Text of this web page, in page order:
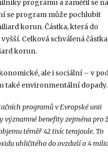
programu a zaměřil se
se program může pochlubit
korun. Částka, která do
Celková schválená částka
korun.
ale i sociální – v
také environmentální dopady.
programů v Evropské unii
významné benefity zejména pro
téměř 42 tisíc terajoule. To
uhličitého do ovzduší o 4